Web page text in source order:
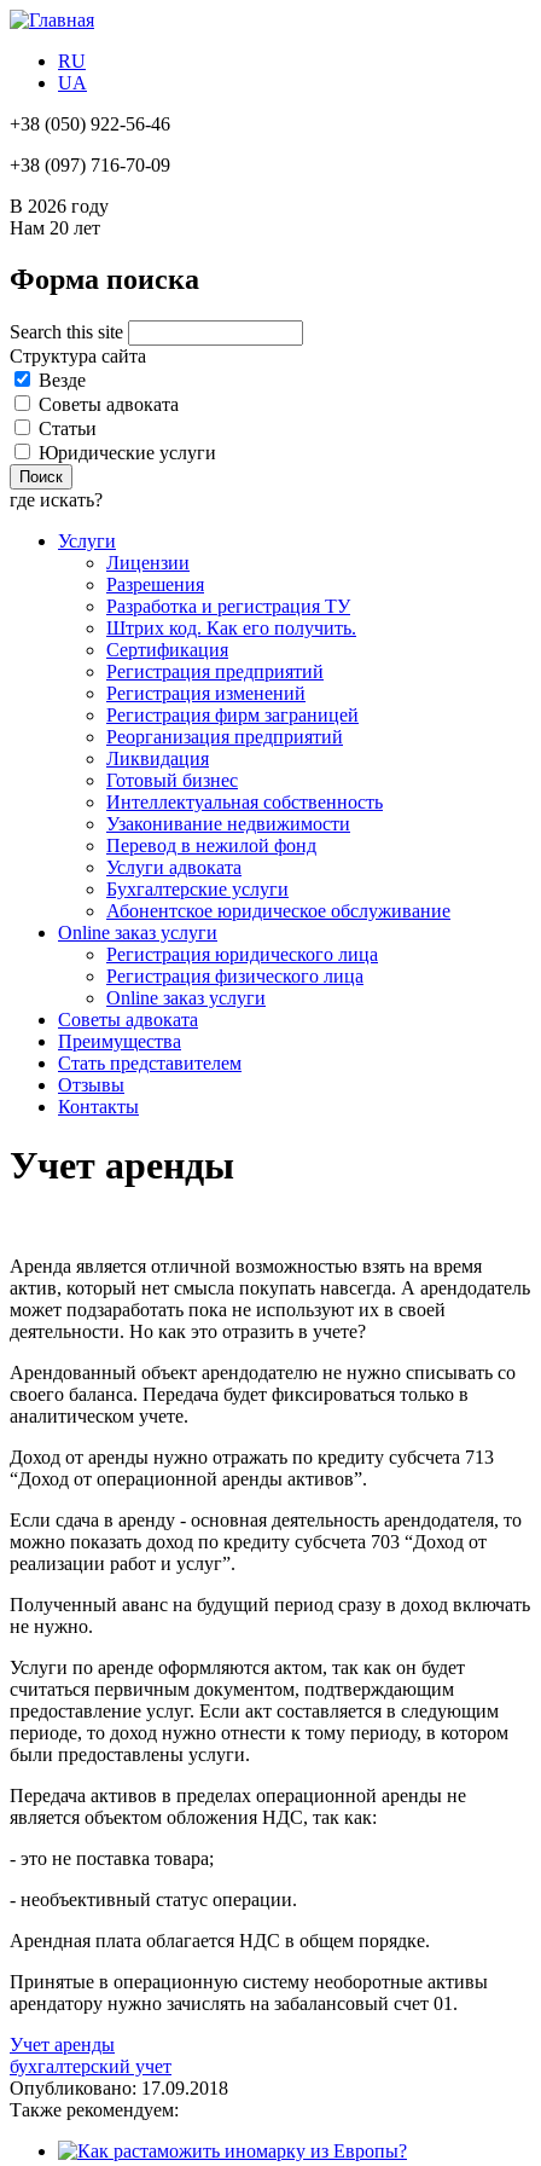
RU
UA
+38 (050) 922-56-46
+38 (097) 716-70-09
В 2026 году
Нам 20 лет
Форма поиска
Search this site
Структура сайта
Везде
Советы адвоката
Статьи
Юридические услуги
где искать?
Услуги
Лицензии
Разрешения
Разработка и регистрация ТУ
Штрих код. Как его получить.
Сертификация
Регистрация предприятий
Регистрация изменений
Регистрация фирм заграницей
Реорганизация предприятий
Ликвидация
Готовый бизнес
Интеллектуальная собственность
Узаконивание недвижимости
Перевод в нежилой фонд
Услуги адвоката
Бухгалтерские услуги
Абонентское юридическое обслуживание
Online заказ услуги
Регистрация юридического лица
Регистрация физического лица
Online заказ услуги
Советы адвоката
Преимущества
Стать представителем
Отзывы
Контакты
Учет аренды
Аренда является отличной возможностью взять на время
актив, который нет смысла покупать навсегда. А арендодатель
может подзаработать пока не используют их в своей
деятельности. Но как это отразить в учете?
Арендованный объект арендодателю не нужно списывать со
своего баланса. Передача будет фиксироваться только в
аналитическом учете.
Доход от аренды нужно отражать по кредиту субсчета 713
“Доход от операционной аренды активов”.
Если сдача в аренду - основная деятельность арендодателя, то
можно показать доход по кредиту субсчета 703 “Доход от
реализации работ и услуг”.
Полученный аванс на будущий период сразу в доход включать
не нужно.
Услуги по аренде оформляются актом, так как он будет
считаться первичным документом, подтверждающим
предоставление услуг. Если акт составляется в следующим
периоде, то доход нужно отнести к тому периоду, в котором
были предоставлены услуги.
Передача активов в пределах операционной аренды не
является объектом обложения НДС, так как:
- это не поставка товара;
- необъективный статус операции.
Арендная плата облагается НДС в общем порядке.
Принятые в операционную систему необоротные активы
арендатору нужно зачислять на забалансовый счет 01.
Учет аренды
бухгалтерский учет
Опубликовано: 17.09.2018
Также рекомендуем: